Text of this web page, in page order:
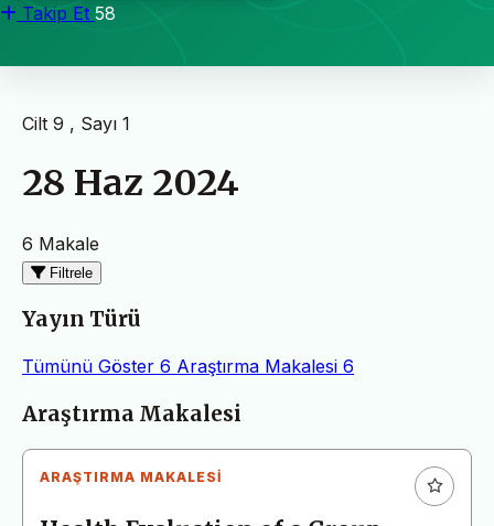
Takip Et 58
Cilt 9 , Sayı 1
28 Haz 2024
6 Makale
Filtrele
Yayın Türü
Tümünü Göster 6 Araştırma Makalesi 6
Makaleler
Araştırma Makalesi
ARAŞTIRMA MAKALESI